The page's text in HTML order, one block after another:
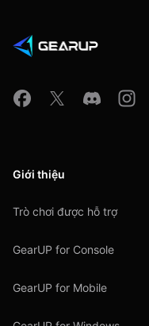
Giới thiệu
Trò chơi được hỗ trợ
GearUP for Console
GearUP for Mobile